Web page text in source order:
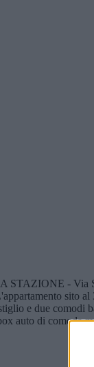
- Via
sito
e due comodi
auto di comoda